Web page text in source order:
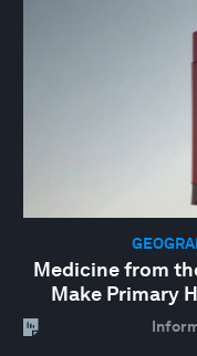
Medicine from
Make Primary